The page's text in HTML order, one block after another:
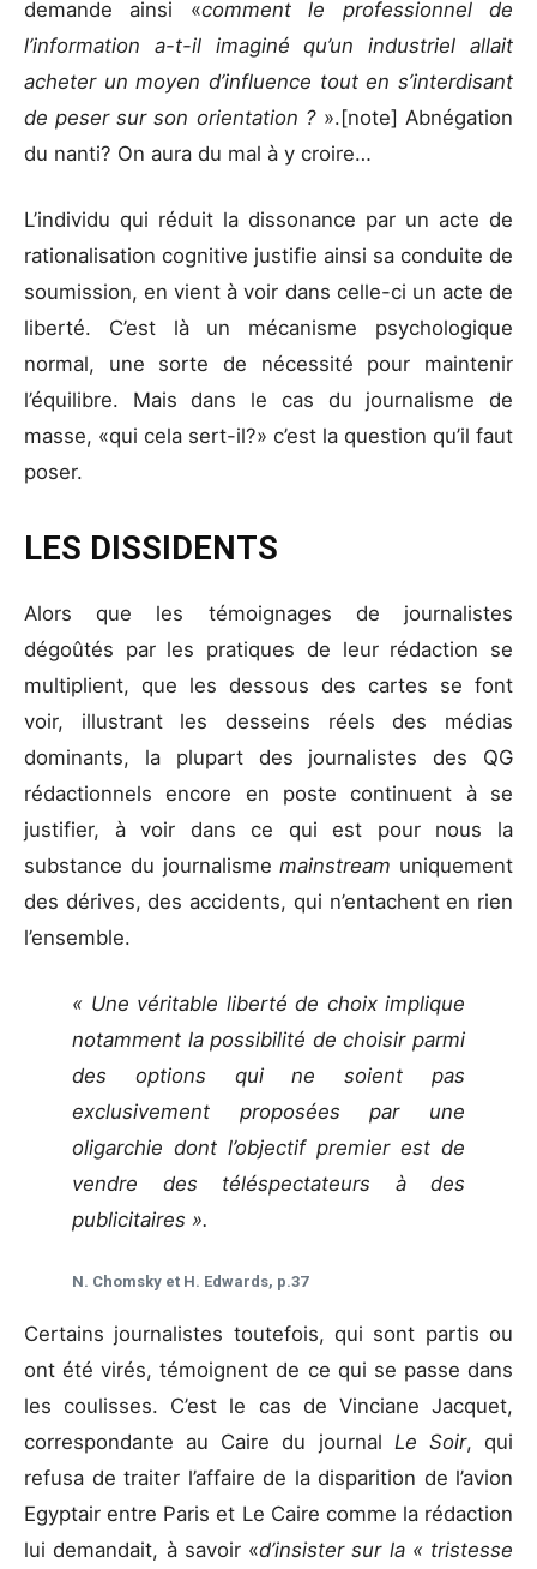
demande ainsi «comment le professionnel de
l’information a-t-il imaginé qu’un industriel allait
acheter un moyen d’influence tout en s’interdisant
de peser sur son orientation ? ».[note] Abnégation
du nanti? On aura du mal à y croire…
L’individu qui réduit la dissonance par un acte de
rationalisation cognitive justifie ainsi sa conduite de
soumission, en vient à voir dans celle-ci un acte de
liberté. C’est là un mécanisme psychologique
normal, une sorte de nécessité pour maintenir
l’équilibre. Mais dans le cas du journalisme de
masse, «qui cela sert-il?» c’est la question qu’il faut
poser.
LES DISSIDENTS
Alors que les témoignages de journalistes
dégoûtés par les pratiques de leur rédaction se
multiplient, que les dessous des cartes se font
voir, illustrant les desseins réels des médias
dominants, la plupart des journalistes des QG
rédactionnels encore en poste continuent à se
justifier, à voir dans ce qui est pour nous la
substance du journalismemainstream uniquement
des dérives, des accidents, qui n’entachent en rien
l’ensemble.
« Une véritable liberté de choix implique
notamment la possibilité de choisir parmi
des options qui ne soient pas
exclusivement proposées par une
oligarchie dont l’objectif premier est de
vendre des téléspectateurs à des
publicitaires ».
N. Chomsky et H. Edwards, p.37
Certains journalistes toutefois, qui sont partis ou
ont été virés, témoignent de ce qui se passe dans
les coulisses. C’est le cas de Vinciane Jacquet,
correspondante au Caire du journal Le Soir, qui
refusa de traiter l’affaire de la disparition de l’avion
Egyptair entre Paris et Le Caire comme la rédaction
lui demandait, à savoir «d’insister sur la « tristesse